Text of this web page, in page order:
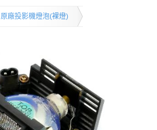
原廠投影機燈泡(裸燈)